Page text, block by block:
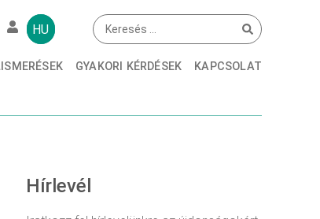
HU
GYAKORI KÉRDÉSEK KAPCSOLAT
Hírlevél